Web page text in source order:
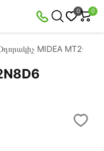
0 0
MIDEA MT2-